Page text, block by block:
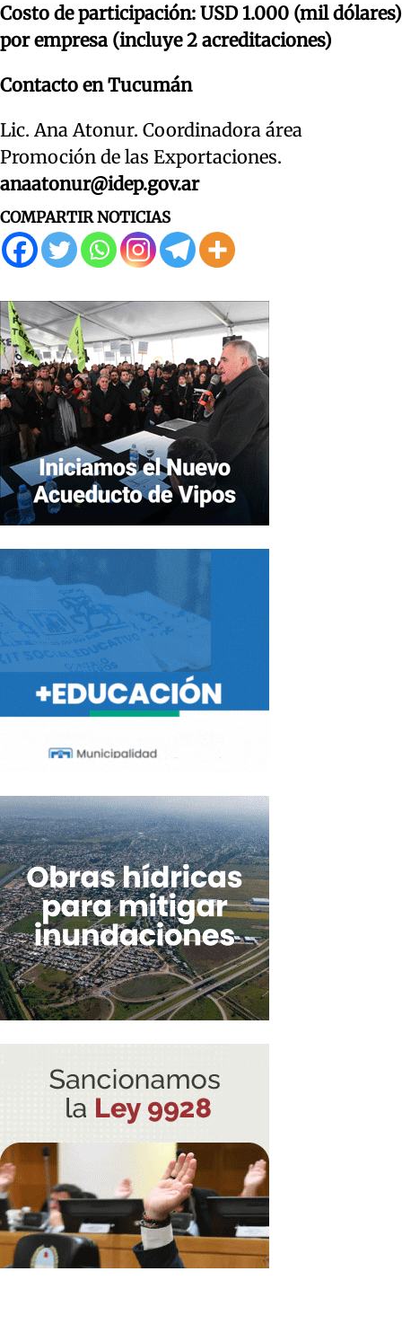
Costo de participación: USD 1.000 (mil dólares)
por empresa (incluye 2 acreditaciones)
Contacto en Tucumán
Lic. Ana Atonur. Coordinadora área
Promoción de las Exportaciones.
anaatonur@idep.gov.ar
COMPARTIR NOTICIAS